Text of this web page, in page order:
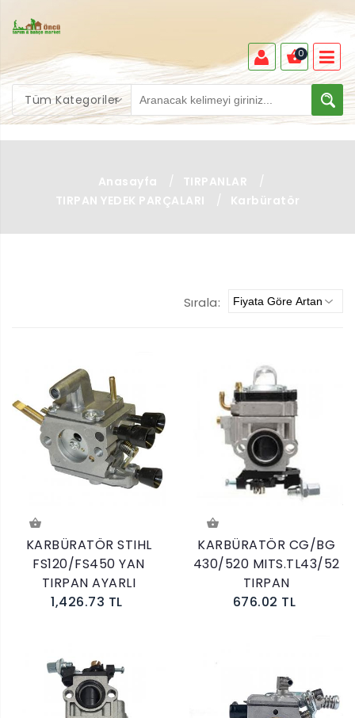
Tüm Kategoriler
0
Anasayfa / TIRPANLAR
/
TIRPAN YEDEK PARÇALARI
/ Karbüratör
Sırala:
KARBÜRATÖR STIHL
FS120/FS450 YAN
TIRPAN AYARLI
1,426.73 TL
KARBÜRATÖR CG/BG
430/520 MITS.TL43/52
TIRPAN
676.02 TL